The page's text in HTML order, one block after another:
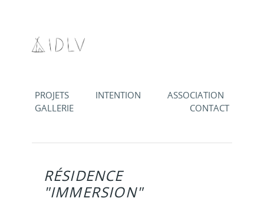
PROJETS INTENTION
ASSOCIATION
GALLERIE
CONTACT
RÉSIDENCE
"IMMERSION"